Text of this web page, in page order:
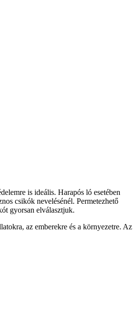
is ideális. Harapós ló esetében
csikók nevelésénél. Permetezhető
gyorsan elválasztjuk.
az emberekre és a környezetre. Az